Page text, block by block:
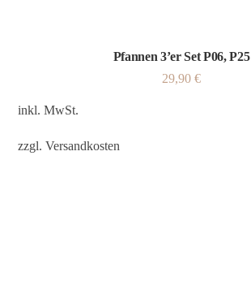
Pfannen 3’er Set P06, P25
29,90 €
inkl. MwSt.
zzgl.Versandkosten